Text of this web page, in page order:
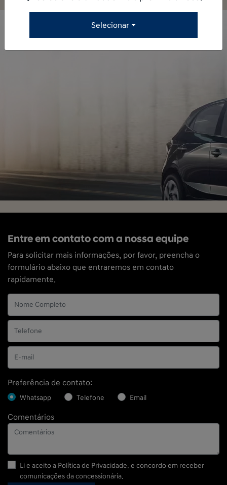
Entre em contato com a nossa equipe
Para solicitar mais informações, por favor, preencha o
formulário abaixo que entraremos em contato
rapidamente.
Preferência de contato:
Whatsapp Telefone Email
Comentários
Li e aceito a Política de Privacidade. e concordo em receber
comunicações da concessionária.
Selecionar